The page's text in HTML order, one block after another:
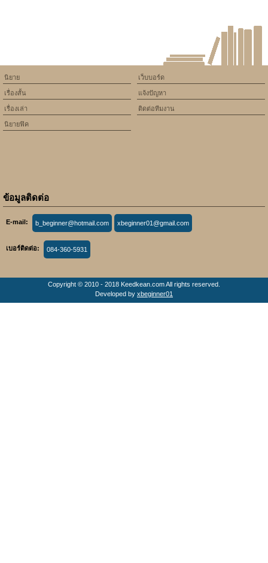
เว็บบอร์ด
แจ้งปัญหา
ติดต่อทีมงาน
นิยาย
เรื่องสั้น
เรื่องเล่า
นิยายฟิค
ข้อมูลติดต่อ
E-mail: b_beginner@hotmail.com xbeginner01@gmail.com
เบอร์ติดต่อ: 084-360-5931
Copyright © 2010 - 2018 Keedkean.com All rights reserved.
Developed by xbeginner01